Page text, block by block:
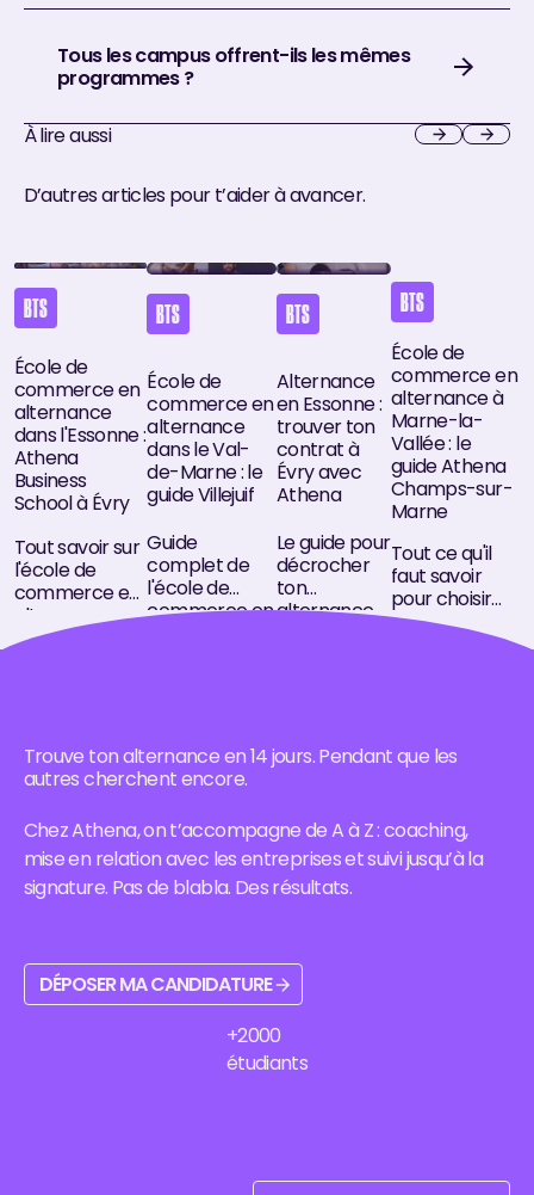
Tous les campus offrent-ils les mêmes
programmes ?
À lire aussi
D’autres articles pour t’aider à avancer.
BTS
École de
commerce en
alternance
dans l'Essonne :
Athena
Business
School à Évry
Tout savoir sur
l'école de
commerce en
alternance
dans l'Essonne
School à Évry-
Courcouronnes
bassin d'emploi
et admission.
École de commerce en alternance dans l'Essonne : Athena
BTS
École de
commerce en
alternance
dans le Val-
de-Marne : le
guide Villejuif
Guide
complet de
l'école de
commerce en
Athena de
Villejuif, ses
formations,
d'emploi et
ses
débouchés.
École de commerce en alternance dans le
BTS
Alternance
en Essonne :
trouver ton
contrat à
Évry avec
Athena
Le guide pour
décrocher
ton
alternance
et
accompagnement
School.
Alternance en Essonne :
BTS
École de
commerce en
alternance à
Marne-la-
Vallée : le
guide Athena
Champs-sur-
Marne
Tout ce qu'il
faut savoir
pour choisir
une école de
commerce en
formations,
admission
chez Athena.
École de
Trouve ton alternance en 14 jours. Pendant que les
autres cherchent encore.
Chez Athena, on t’accompagne de A à Z : coaching,
mise en relation avec les entreprises et suivi jusqu’à la
signature. Pas de blabla. Des résultats.
Déposer ma candidature
DÉPOSER MA CANDIDATURE
+2000
étudiants